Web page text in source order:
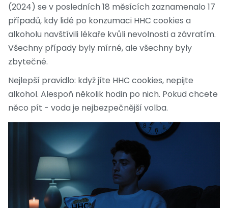
(2024) se v posledních 18 měsících zaznamenalo 17
případů, kdy lidé po konzumaci HHC cookies a
alkoholu navštívili lékaře kvůli nevolnosti a závratím.
Všechny případy byly mírné, ale všechny byly
zbytečné.
Nejlepší pravidlo: když jíte HHC cookies, nepijte
alkohol. Alespoň několik hodin po nich. Pokud chcete
něco pít - voda je nejbezpečnější volba.